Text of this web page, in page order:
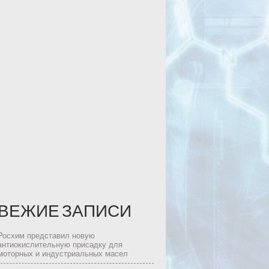
ЗАПИСИ
представил новую
присадку для
и индустриальных масел